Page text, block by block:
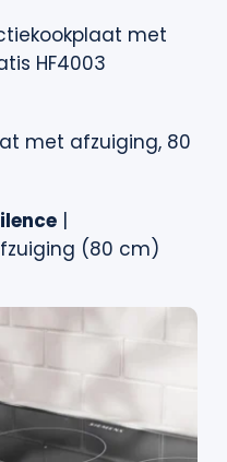
met
HF4003
met afzuiging, 80
(80 cm)